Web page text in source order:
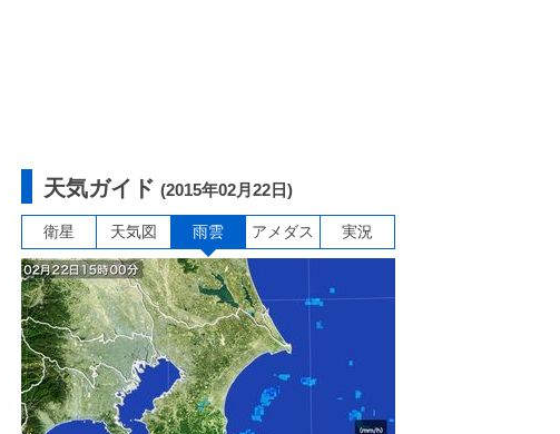
天気ガイド (2015年02月22日)
衛星 天気図 雨雲 アメダス 実況